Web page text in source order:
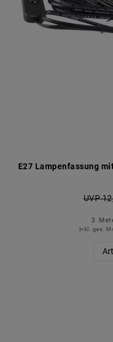
E27 Lampenfassung
UVP
3
inkl. ges.